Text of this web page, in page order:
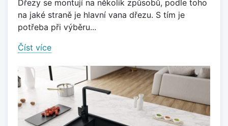
Dřezy se montují na několik způsobů, podle toho
na jaké straně je hlavní vana dřezu. S tím je
potřeba při výběru...
Číst více